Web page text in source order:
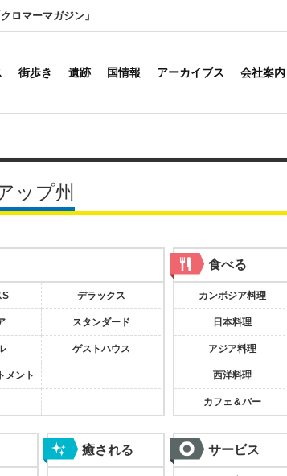
ロマーマガジン」
街歩き 遺跡 国情報 アーカイブス 会社案内
ップ州
S デラックス
スタンダード
ゲストハウス
メント
食べる
カンボジア料理
日本料理
アジア料理
西洋料理
カフェ＆バー
癒される サービス